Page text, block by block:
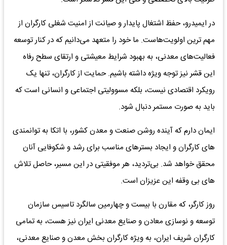
در ایمیدرو، حفظ اشتغال پایدار و صیانت از امنیت شغلی کارگران از
مهم‌ ترین اولویت‌هاست. ما خود را متعهد می‌دانیم که در کنار توسعه
فعالیت‌های معدنی، به بهبود شرایط معیشتی و ارتقای سطح رفاه
این قشر نیز توجه ویژه داشته باشیم. حمایت از کارگران، تنها یک
رویکرد اقتصادی نیست، بلکه مسوولیتی اجتماعی و انسانی است که
باید به‌ صورت مستمر دنبال شود.
ایمان دارم که آینده روشن صنعت و معدن کشور، با اتکا به توانمندی‌
های کارگران و ایجاد بسترهای مناسب برای رشد و شکوفایی آنان
محقق خواهد شد. بی‌تردید، هر موفقیتی در این مسیر، حاصل تلاش‌
های بی‌ وقفه این عزیزان است.
روز کارگر، که مقارن با بیست‌ و چهارمین سالگرد تاسیس سازمان
توسعه و نوسازی معادن و صنایع معدنی ایران نیز هست، به تمامی
کارگران شریف ایران، به‌ ویژه کارگران بخش معدن و صنایع معدنی،